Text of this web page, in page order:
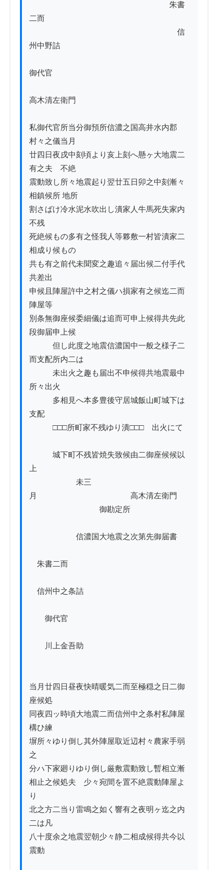
朱書
二而
信
州中野詰
御代官
高木清左衛門
私御代官所当分御預所信濃之国高井水内郡
村々之儀当月
廿四日夜戌中刻頃より亥上刻へ懸ヶ大地震二
有之夫ゟ不絶
震動致し所々地震起り翌廿五日卯之中刻漸々
相鎮候所 地所
割さばけ冷水泥水吹出し潰家人牛馬死失家内
不残
死絶候もの多有之怪我人等夥敷一村皆潰家二
相成り候もの
共も有之前代未聞変之趣追々届出候二付手代
共差出
申候且陣屋許中之村之儀ハ損家有之候迄二而
陣屋等
別条無御座候委細儀は追而可申上候得共先此
段御届申上候
但し此度之地震信濃国中一般之様子二
而支配所内二は
未出火之趣も届出不申候得共地震最中
所々出火
多相見へ本多豊後守居城飯山町城下は
支配
□□□所町家不残ゆり潰□□□ゟ出火にて
城下町不残皆焼失致候由二御座候候以
上
未三
月　　　　　　　　　　　　高木清左衛門
御勘定所
信濃国大地震之次第先御届書
朱書二而
信州中之条詰
御代官
川上金吾助
当月廿四日昼夜快晴暖気二而至極穏之日二御
座候処
同夜四ッ時頃大地震二而信州中之条村私陣屋
構ひ練
塀所々ゆり倒し其外陣屋取近辺村々農家手弱
之
分ハ下家廻りゆり倒し厳敷震動致し暫相立漸
相止之候処夫ゟ少々宛間を置不絶震動陣屋よ
り
北之方二当り雷鳴之如く響有之夜明ヶ迄之内
二は凡
八十度余之地震翌朝少々静二相成候得共今以
震動